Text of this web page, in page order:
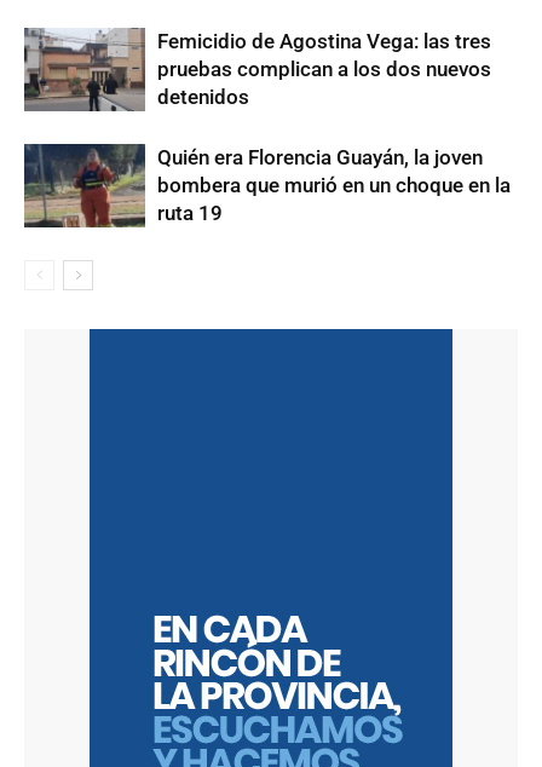
Femicidio de Agostina Vega: las tres
pruebas complican a los dos nuevos
detenidos
Quién era Florencia Guayán, la joven
bombera que murió en un choque en la
ruta 19